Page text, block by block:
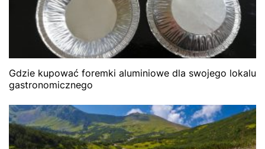
Gdzie kupować foremki aluminiowe dla swojego lokalu
gastronomicznego